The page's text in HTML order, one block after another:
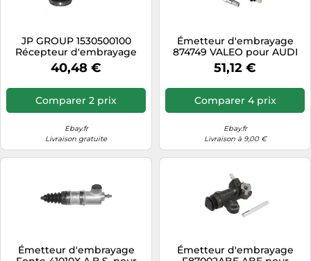
JP GROUP 1530500100
Récepteur d'embrayage
40,48 €
Comparer 2 prix
Ebay.fr
Livraison gratuite
Émetteur d'embrayage
874749 VALEO pour AUDI
VW
51,12 €
Comparer 4 prix
Ebay.fr
Livraison à 9,00 €
Émetteur d'embrayage
Émetteur d'embrayage